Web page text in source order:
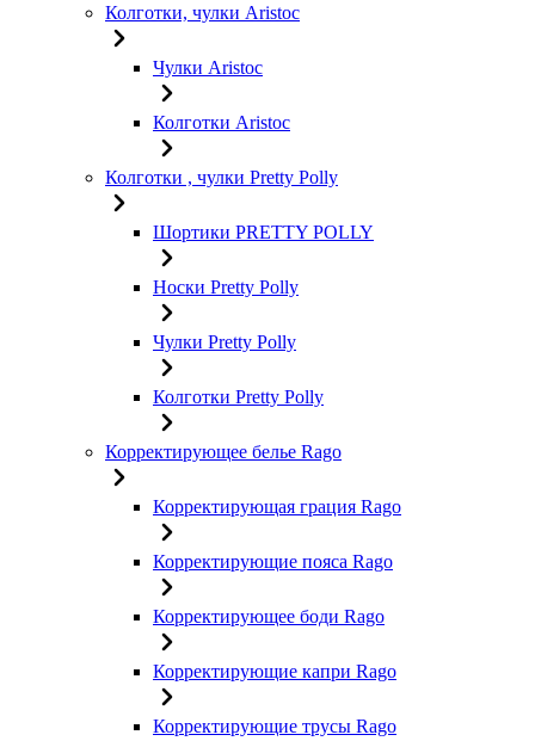
Колготки, чулки Aristoc
Чулки Aristoc
Колготки Aristoc
Колготки , чулки Pretty Polly
Шортики PRETTY POLLY
Носки Pretty Polly
Чулки Pretty Polly
Колготки Pretty Polly
Корректирующее белье Rago
Корректирующая грация Rago
Корректирующие пояса Rago
Корректирующее боди Rago
Корректирующие капри Rago
Корректирующие трусы Rago